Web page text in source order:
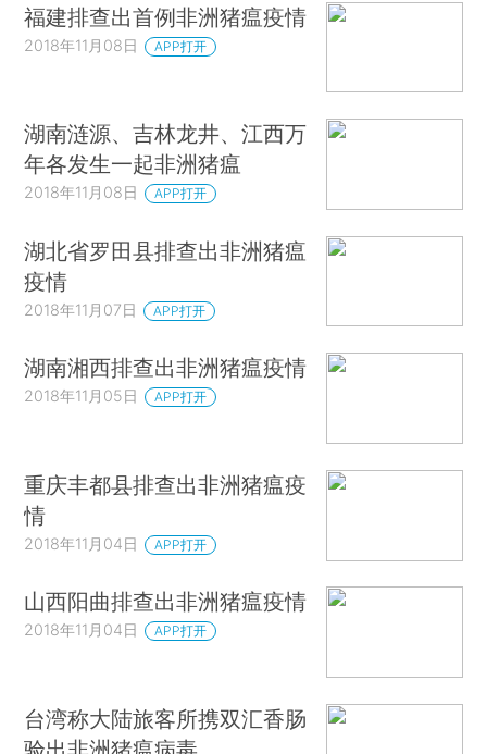
福建排查出首例非洲猪瘟疫情
2018年11月08日 APP打开
湖南涟源、吉林龙井、江西万
年各发生一起非洲猪瘟
2018年11月08日 APP打开
湖北省罗田县排查出非洲猪瘟
疫情
2018年11月07日 APP打开
湖南湘西排查出非洲猪瘟疫情
2018年11月05日 APP打开
重庆丰都县排查出非洲猪瘟疫
情
2018年11月04日 APP打开
山西阳曲排查出非洲猪瘟疫情
2018年11月04日 APP打开
台湾称大陆旅客所携双汇香肠